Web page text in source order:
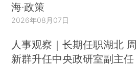
海·政策
2026年08月07日
人事观察｜长期任职湖北 周
新群升任中央政研室副主任